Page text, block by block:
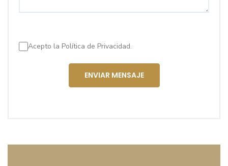
Acepto la Política de Privacidad.
ENVIAR MENSAJE